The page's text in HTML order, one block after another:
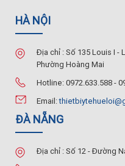
HÀ NỘI
Địa chỉ : Số 135 Louis I -
Phường Hoàng Mai
Hotline: 0972.633.588 -
Email:
ĐÀ NẴNG
Địa chỉ : Số 12 - Đường